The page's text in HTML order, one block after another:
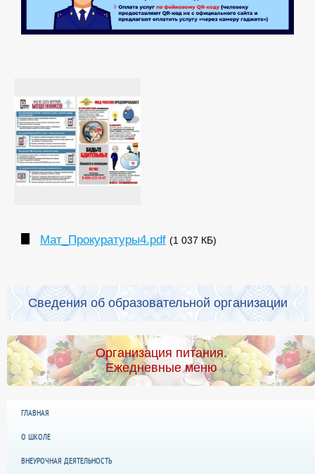
Мат_Прокуратуры4.pdf (1 037 КБ)
Сведения об образовательной организации
Организация питания.
Ежедневные меню
ГЛАВНАЯ
О ШКОЛЕ
ВНЕУРОЧНАЯ ДЕЯТЕЛЬНОСТЬ